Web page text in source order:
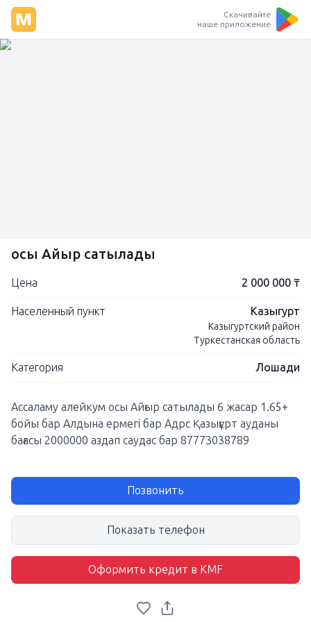
Скачивайте
наше приложение
осы Айғыр сатылады
Цена 2 000 000 ₸
Населенный пункт Казыгурт
Казыгуртский район
Туркестанская область
Категория Лошади
Ассаламу алейкум осы Айғыр сатылады 6 жасар 1.65+
бойы бар Алдына ермегі бар Адрс Қазығұрт ауданы
бағасы 2000000 аздап саудас бар 87773038789
Позвонить
Показать телефон
Оформить кредит в KMF